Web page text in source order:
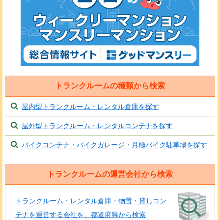
トランクルームの種類から検索
屋内型トランクルーム・レンタル倉庫を探す
屋外型トランクルーム・レンタルコンテナを探す
バイクコンテナ・バイクガレージ・月極バイク駐車場を探す
トランクルームの運営会社から検索
トランクルーム・レンタル倉庫・物置・貸しコン
テナを運営する会社を、都道府県から検索